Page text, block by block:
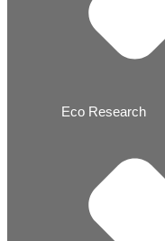
Eco Research